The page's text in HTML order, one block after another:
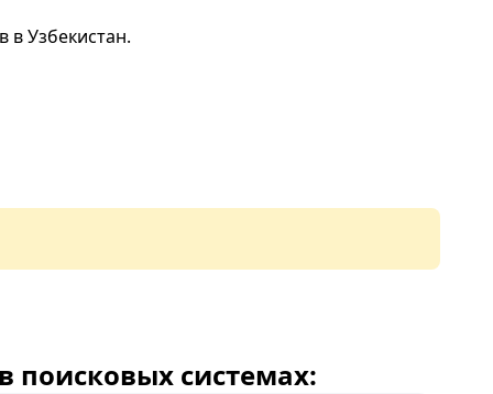
Узбекистан.
поисковых системах: